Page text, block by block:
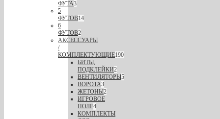
ФУТА3
5
ФУТОВ14
6
ФУТОВ2
АКСЕССУАРЫ
/
КОМПЛЕКТУЮЩИЕ190
БИТЫ,
ПОДКЛЕЙКИ2
ВЕНТИЛЯТОРЫ5
ВОРОТА3
ЖЕТОНЫ2
ИГРОВОЕ
ПОЛЕ4
КОМПЛЕКТЫ